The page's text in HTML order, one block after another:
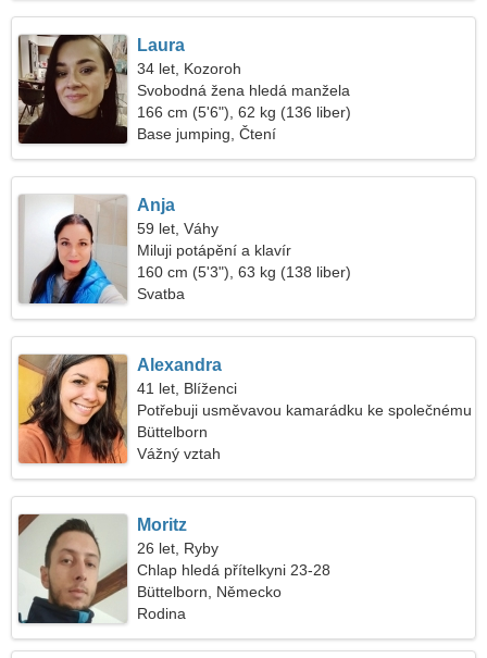
Laura
34 let, Kozoroh
Svobodná žena hledá manžela
166 cm (5'6"), 62 kg (136 liber)
Base jumping, Čtení
Anja
59 let, Váhy
Miluji potápění a klavír
160 cm (5'3"), 63 kg (138 liber)
Svatba
Alexandra
41 let, Blíženci
Potřebuji usměvavou kamarádku ke společnému
tanci
Büttelborn
Vážný vztah
Moritz
26 let, Ryby
Chlap hledá přítelkyni 23-28
Büttelborn, Německo
Rodina